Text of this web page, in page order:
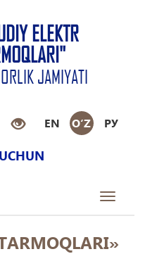
ELEKTR
JAMIYATI
EN O‘Z РУ
Toggle